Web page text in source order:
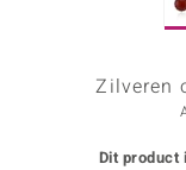
Zilveren
Dit product